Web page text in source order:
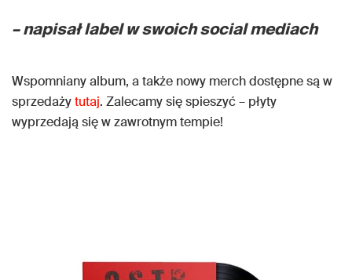
– napisał label w swoich social mediach
Wspomniany album, a także nowy merch dostępne są w
sprzedażytutaj. Zalecamy się spieszyć – płyty
wyprzedają się w zawrotnym tempie!